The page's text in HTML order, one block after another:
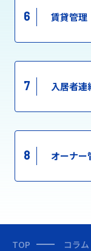
6 賃貸管理
7 入居者連
8 オーナー
TOP
コラム